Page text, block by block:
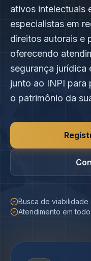
ativos intelectuais
especialistas em
direitos autorais e
oferecendo
segurança jurídica
junto ao INPI para
o patrimônio da
Busca de viabilidade
Atendimento em todo